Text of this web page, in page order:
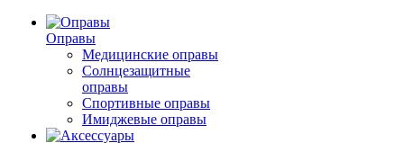
Оправы
Медицинские оправы
Солнцезащитные
оправы
Спортивные оправы
Имиджевые оправы